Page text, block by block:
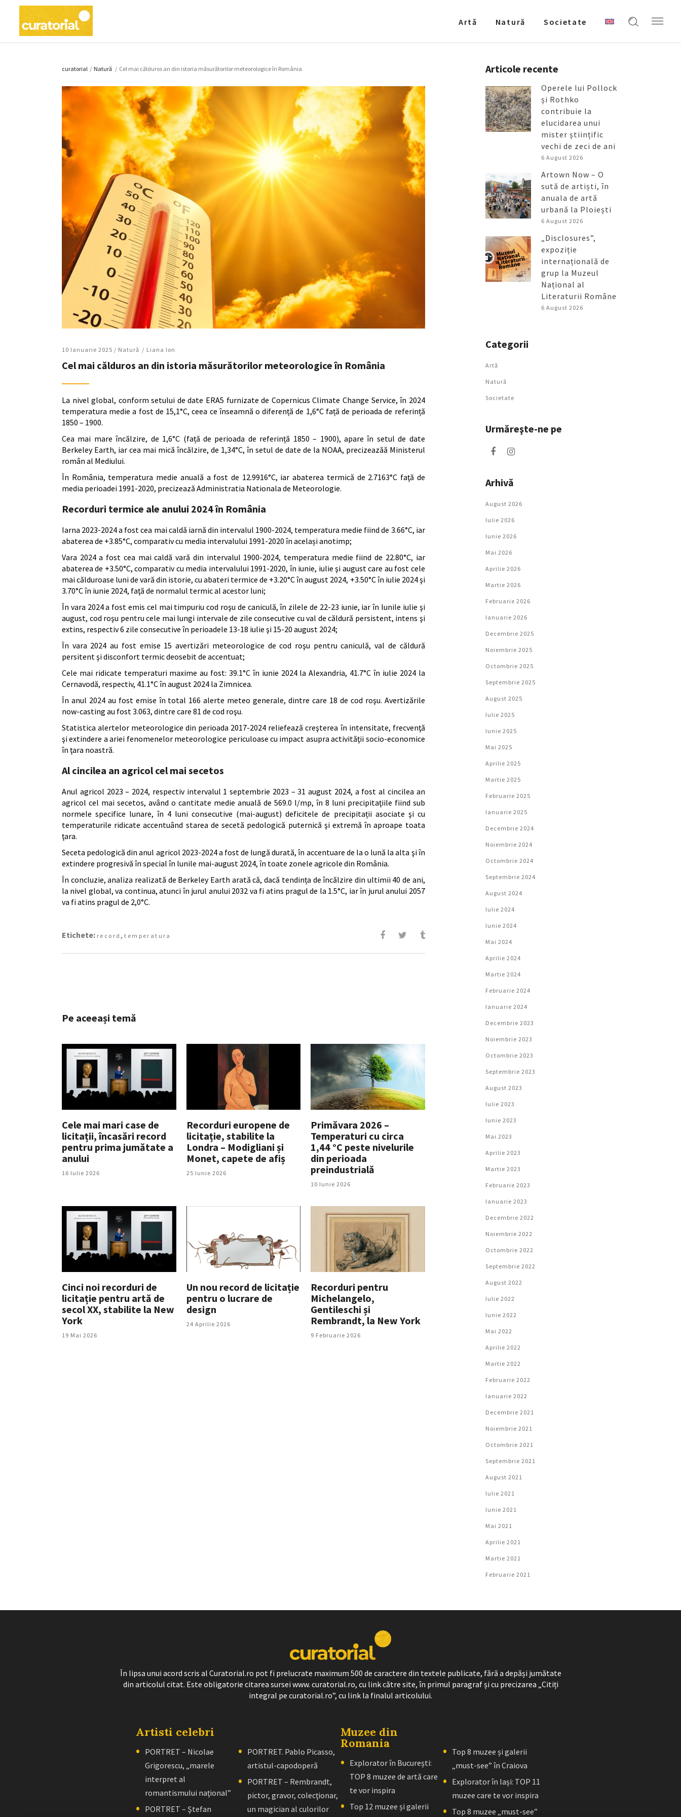
Artǎ Natură Societate
curatorial / Natură / Cel mai călduros an din istoria măsurătorilor meteorologice în România
10 Ianuarie 2025 / Natură Liana Ion
Cel mai călduros an din istoria măsurătorilor meteorologice în România
La nivel global, conform setului de date ERA5 furnizate de Copernicus Climate Change Service, în 2024
temperatura medie a fost de 15,1°C, ceea ce înseamnă o diferență de 1,6°C față de perioada de referință
1850 – 1900.
Cea mai mare încălzire, de 1,6°C (față de perioada de referință 1850 – 1900), apare în setul de date
Berkeley Earth, iar cea mai mică încălzire, de 1,34°C, în setul de date de la NOAA, precizeazăă Ministerul
român al Mediului.
În România, temperatura medie anuală a fost de 12.9916°C, iar abaterea termică de 2.7163°C faţă de
media perioadei 1991-2020, precizează Administratia Nationala de Meteorologie.
Recorduri termice ale anului 2024 în România
Iarna 2023-2024 a fost cea mai caldă iarnă din intervalul 1900-2024, temperatura medie fiind de 3.66°C, iar
abaterea de +3.85°C, comparativ cu media intervalului 1991-2020 în același anotimp;
Vara 2024 a fost cea mai caldă vară din intervalul 1900-2024, temperatura medie fiind de 22.80°C, iar
abaterea de +3.50°C, comparativ cu media intervalului 1991-2020, în iunie, iulie şi august care au fost cele
mai călduroase luni de vară din istorie, cu abateri termice de +3.20°C în august 2024, +3.50°C în iulie 2024 şi
3.70°C în iunie 2024, faţă de normalul termic al acestor luni;
În vara 2024 a fost emis cel mai timpuriu cod roşu de caniculă, în zilele de 22-23 iunie, iar în lunile iulie şi
august, cod roşu pentru cele mai lungi intervale de zile consecutive cu val de căldură persistent, intens şi
extins, respectiv 6 zile consecutive în perioadele 13-18 iulie şi 15-20 august 2024;
În vara 2024 au fost emise 15 avertizări meteorologice de cod roşu pentru caniculă, val de căldură
persitent şi disconfort termic deosebit de accentuat;
Cele mai ridicate temperaturi maxime au fost: 39.1°C în iunie 2024 la Alexandria, 41.7°C în iulie 2024 la
Cernavodă, respectiv, 41.1°C în august 2024 la Zimnicea.
În anul 2024 au fost emise în total 166 alerte meteo generale, dintre care 18 de cod roşu. Avertizările
now-casting au fost 3.063, dintre care 81 de cod roşu.
Statistica alertelor meteorologice din perioada 2017-2024 reliefează creşterea în intensitate, frecvenţă
şi extindere a ariei fenomenelor meteorologice periculoase cu impact asupra activităţii socio-economice
în ţara noastră.
Al cincilea an agricol cel mai secetos
Anul agricol 2023 – 2024, respectiv intervalul 1 septembrie 2023 – 31 august 2024, a fost al cincilea an
agricol cel mai secetos, având o cantitate medie anuală de 569.0 l/mp, în 8 luni precipitaţiile fiind sub
normele specifice lunare, în 4 luni consecutive (mai-august) deficitele de precipitații asociate şi cu
temperaturile ridicate accentuând starea de secetă pedologică puternică şi extremă în aproape toata
ţara.
Seceta pedologică din anul agricol 2023-2024 a fost de lungă durată, în accentuare de la o lună la alta şi în
extindere progresivă în special în lunile mai-august 2024, în toate zonele agricole din România.
În concluzie, analiza realizată de Berkeley Earth arată că, dacă tendința de încălzire din ultimii 40 de ani,
la nivel global, va continua, atunci în jurul anului 2032 va fi atins pragul de la 1.5°C, iar în jurul anului 2057
va fi atins pragul de 2,0°C.
Etichete: record ,temperatura
Pe aceeași temă
Cele mai mari case de
licitații, încasări record
pentru prima jumătate a
anului
16 Iulie 2026
Recorduri europene de
licitație, stabilite la
Londra – Modigliani și
Monet, capete de afiș
25 Iunie 2026
Primăvara 2026 –
Temperaturi cu circa
1,44 °C peste nivelurile
din perioada
preindustrială
10 Iunie 2026
Cinci noi recorduri de
licitație pentru artă de
secol XX, stabilite la New
York
19 Mai 2026
Un nou record de licitație
pentru o lucrare de
design
24 Aprilie 2026
Recorduri pentru
Michelangelo,
Gentileschi și
Rembrandt, la New York
9 Februarie 2026
Articole recente
Operele lui Pollock
și Rothko
contribuie la
elucidarea unui
mister științific
vechi de zeci de ani
6 August 2026
Artown Now – O
sută de artiști, în
anuala de artă
urbană la Ploiești
6 August 2026
„Disclosures”,
expoziție
internațională de
grup la Muzeul
Național al
Literaturii Române
6 August 2026
Categorii
Artǎ
Natură
Societate
Urmăreşte-ne pe
Arhivă
August 2026
Iulie 2026
Iunie 2026
Mai 2026
Aprilie 2026
Martie 2026
Februarie 2026
Ianuarie 2026
Decembrie 2025
Noiembrie 2025
Octombrie 2025
Septembrie 2025
August 2025
Iulie 2025
Iunie 2025
Mai 2025
Aprilie 2025
Martie 2025
Februarie 2025
Ianuarie 2025
Decembrie 2024
Noiembrie 2024
Octombrie 2024
Septembrie 2024
August 2024
Iulie 2024
Iunie 2024
Mai 2024
Aprilie 2024
Martie 2024
Februarie 2024
Ianuarie 2024
Decembrie 2023
Noiembrie 2023
Octombrie 2023
Septembrie 2023
August 2023
Iulie 2023
Iunie 2023
Mai 2023
Aprilie 2023
Martie 2023
Februarie 2023
Ianuarie 2023
Decembrie 2022
Noiembrie 2022
Octombrie 2022
Septembrie 2022
August 2022
Iulie 2022
Iunie 2022
Mai 2022
Aprilie 2022
Martie 2022
Februarie 2022
Ianuarie 2022
Decembrie 2021
Noiembrie 2021
Octombrie 2021
Septembrie 2021
August 2021
Iulie 2021
Iunie 2021
Mai 2021
Aprilie 2021
Martie 2021
Februarie 2021
În lipsa unui acord scris al Curatorial.ro pot fi prelucrate maximum 500 de caractere din textele publicate, fără a depăși jumătate
din articolul citat. Este obligatorie citarea sursei www. curatorial.ro, cu link către site, în primul paragraf și cu precizarea „Citiți
integral pe curatorial.ro”, cu link la finalul articolului.
Artisti celebri
PORTRET – Nicolae
Grigorescu, „marele
interpret al
romantismului naţional”
PORTRET – Ştefan
PORTRET. Pablo Picasso,
artistul-capodoperă
PORTRET – Rembrandt,
pictor, gravor, colecţionar,
un magician al culorilor
Muzee din
Romania
Explorator în București:
TOP 8 muzee de artă care
te vor inspira
Top 12 muzee și galerii
Top 8 muzee și galerii
„must-see” în Craiova
Explorator în Iași: TOP 11
muzee care te vor inspira
Top 8 muzee „must-see”